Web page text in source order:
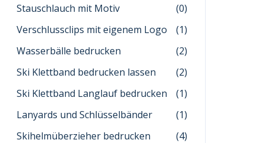
Stauschlauch mit Motiv
(0)
Verschlussclips mit eigenem Logo
(1)
Wasserbälle bedrucken
(2)
Ski Klettband bedrucken lassen
(2)
Ski Klettband Langlauf bedrucken
(1)
Lanyards und Schlüsselbänder
(1)
Skihelmüberzieher bedrucken
(4)